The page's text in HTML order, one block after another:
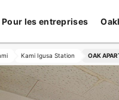
Pour les entreprises
Kami Igusa Station OAK